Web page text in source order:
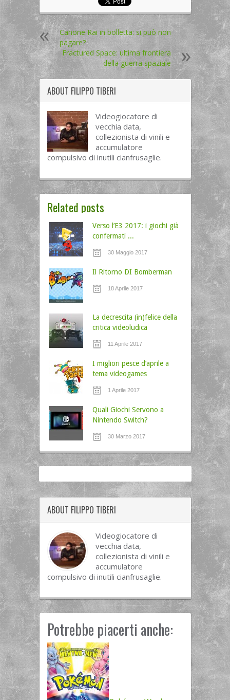
Canone Rai in bolletta: si può non
pagare?
Fractured Space: ultima frontiera
della guerra spaziale
ABOUT FILIPPO TIBERI
Videogiocatore di
vecchia data,
collezionista di vinili e
accumulatore
compulsivo di inutili cianfrusaglie.
Related posts
Verso l’E3 2017: i giochi già
confermati ...
30 Maggio 2017
Il Ritorno DI Bomberman
18 Aprile 2017
La decrescita (in)felice della
critica videoludica
11 Aprile 2017
I migliori pesce d’aprile a
tema videogames
1 Aprile 2017
Quali Giochi Servono a
Nintendo Switch?
30 Marzo 2017
ABOUT FILIPPO TIBERI
Videogiocatore di
vecchia data,
collezionista di vinili e
accumulatore
compulsivo di inutili cianfrusaglie.
Potrebbe piacerti anche: